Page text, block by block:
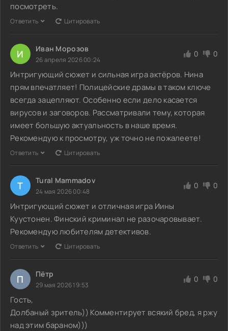
посмотреть.
Ответить Цитировать
И Иван Морозов
26 апреля 2026 00:24
0 0
Интригующий сюжет и сильная игра актёров. Нина
прям впечатляет! Полицейские драмы в таком ключе
всегда зацепляют. Особенно если дело касается
вирусов и заговоров. Рассматривали тему, которая
имеет большую актуальность в наше время.
Рекомендую к просмотру, уж точно не пожалеете!
Ответить Цитировать
T Tural Mammadov
24 мая 2026 00:48
0 0
Интригующий сюжет и отличная игра Иины
Куустонен. Финский криминал не разочаровывает.
Рекомендую любителям детективов.
Ответить Цитировать
П Пётр
29 мая 2026 19:53
0 0
Гость,
Долбаный зритель)) Комментирует всякий бред, я ржу
над этим бараном)))